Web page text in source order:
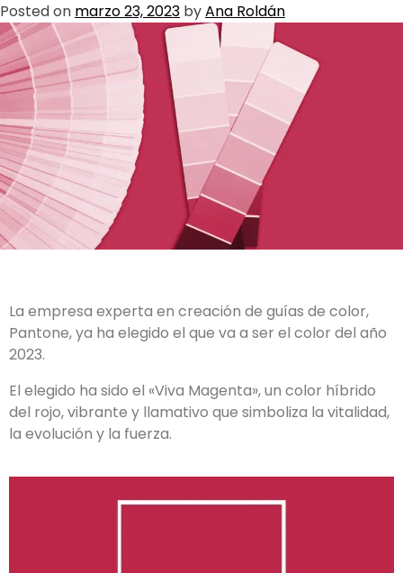
Posted on marzo 23, 2023 byAna Roldán
La empresa experta en creación de guías de color,
Pantone, ya ha elegido el que va a ser el color del año
2023.
El elegido ha sido el «Viva Magenta», un color híbrido
del rojo, vibrante y llamativo que simboliza la vitalidad,
la evolución y la fuerza.